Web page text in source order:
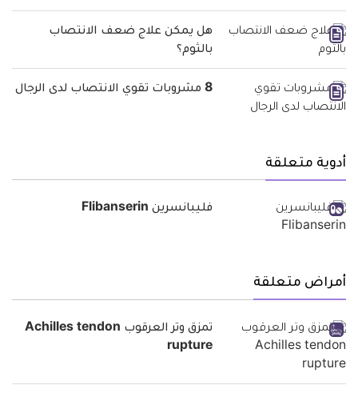
هل يمكن علاج ضعف الانتصاب
بالثوم؟
8 مشروبات تقوي الانتصاب لدى الرجال
أدوية متعلقة
فليبانسرين Flibanserin
أمراض متعلقة
تمزق وتر العرقوب Achilles tendon
rupture